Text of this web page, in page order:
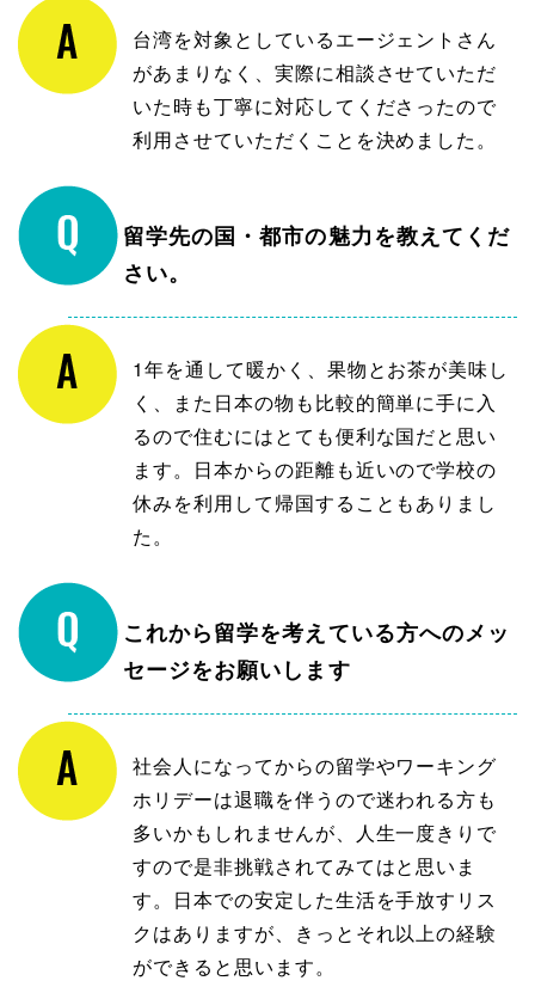
台湾を対象としているエージェントさん
があまりなく、実際に相談させていただ
いた時も丁寧に対応してくださったので
利用させていただくことを決めました。
留学先の国・都市の魅力を教えてくだ
さい。
1年を通して暖かく、果物とお茶が美味し
く、また日本の物も比較的簡単に手に入
るので住むにはとても便利な国だと思い
ます。日本からの距離も近いので学校の
休みを利用して帰国することもありまし
た。
これから留学を考えている方へのメッ
セージをお願いします
社会人になってからの留学やワーキング
ホリデーは退職を伴うので迷われる方も
多いかもしれませんが、人生一度きりで
すので是非挑戦されてみてはと思いま
す。日本での安定した生活を手放すリス
クはありますが、きっとそれ以上の経験
ができると思います。